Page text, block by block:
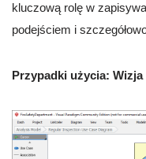
kluczową rolę w
podejściem i
Przypadki użycia: Wizja